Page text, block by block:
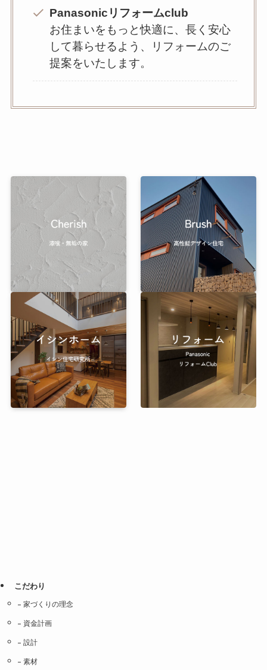
Panasonicリフォームclub
お住まいをもっと快適に、長く安心
して暮らせるよう、リフォームのご
提案をいたします。
こだわり
家づくりの理念
資金計画
設計
素材